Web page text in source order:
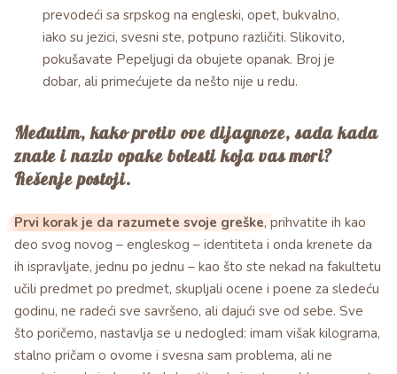
prevodeći sa srpskog na engleski, opet, bukvalno,
iako su jezici, svesni ste, potpuno različiti. Slikovito,
pokušavate Pepeljugi da obujete opanak. Broj je
dobar, ali primećujete da nešto nije u redu.
Međutim, kako protiv ove dijagnoze, sada kada
znate i naziv opake bolesti koja vas mori?
Rešenje postoji.
Prvi korak je da razumete svoje greške, prihvatite ih kao
deo svog novog – engleskog – identiteta i onda krenete da
ih ispravljate, jednu po jednu – kao što ste nekad na fakultetu
učili predmet po predmet, skupljali ocene i poene za sledeću
godinu, ne radeći sve savršeno, ali dajući sve od sebe. Sve
što poričemo, nastavlja se u nedogled: imam višak kilograma,
stalno pričam o ovome i svesna sam problema, ali ne